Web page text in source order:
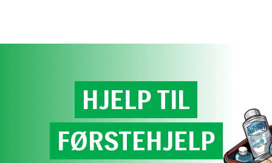
HJELPTIL
FØRSTEHJELP